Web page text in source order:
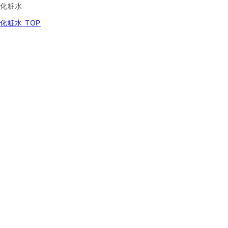
化粧水
化粧水 TOP